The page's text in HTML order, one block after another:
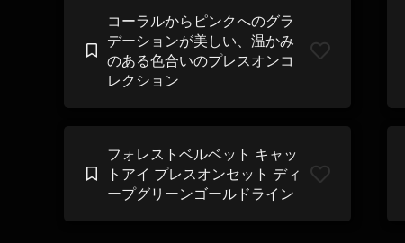
コーラルからピンクへのグラ
デーションが美しい、温かみ
のある色合いのプレスオンコ
レクション
フォレストベルベット キャッ
トアイ プレスオンセット ディ
ープグリーンゴールドライン